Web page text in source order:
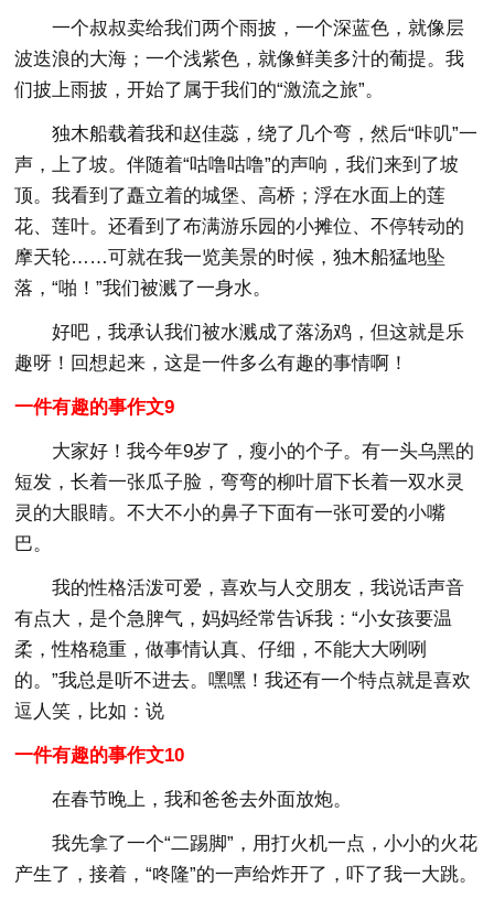
一个叔叔卖给我们两个雨披，一个深蓝色，就像层
波迭浪的大海；一个浅紫色，就像鲜美多汁的葡提。我
们披上雨披，开始了属于我们的“激流之旅”。
独木船载着我和赵佳蕊，绕了几个弯，然后“咔叽”一
声，上了坡。伴随着“咕噜咕噜”的声响，我们来到了坡
顶。我看到了矗立着的城堡、高桥；浮在水面上的莲
花、莲叶。还看到了布满游乐园的小摊位、不停转动的
摩天轮……可就在我一览美景的时候，独木船猛地坠
落，“啪！”我们被溅了一身水。
好吧，我承认我们被水溅成了落汤鸡，但这就是乐
趣呀！回想起来，这是一件多么有趣的事情啊！
一件有趣的事作文9
大家好！我今年9岁了，瘦小的个子。有一头乌黑的
短发，长着一张瓜子脸，弯弯的柳叶眉下长着一双水灵
灵的大眼睛。不大不小的鼻子下面有一张可爱的小嘴
巴。
我的性格活泼可爱，喜欢与人交朋友，我说话声音
有点大，是个急脾气，妈妈经常告诉我：“小女孩要温
柔，性格稳重，做事情认真、仔细，不能大大咧咧
的。”我总是听不进去。嘿嘿！我还有一个特点就是喜欢
逗人笑，比如：说
一件有趣的事作文10
在春节晚上，我和爸爸去外面放炮。
我先拿了一个“二踢脚”，用打火机一点，小小的火花
产生了，接着，“咚隆”的一声给炸开了，吓了我一大跳。